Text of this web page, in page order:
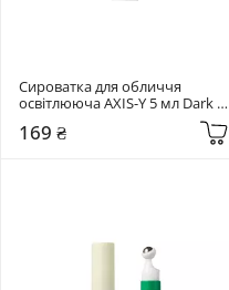
Сироватка для обличчя
освітлююча AXIS-Y 5 мл Dark
Spot Correcting Glow Serum
169 ₴